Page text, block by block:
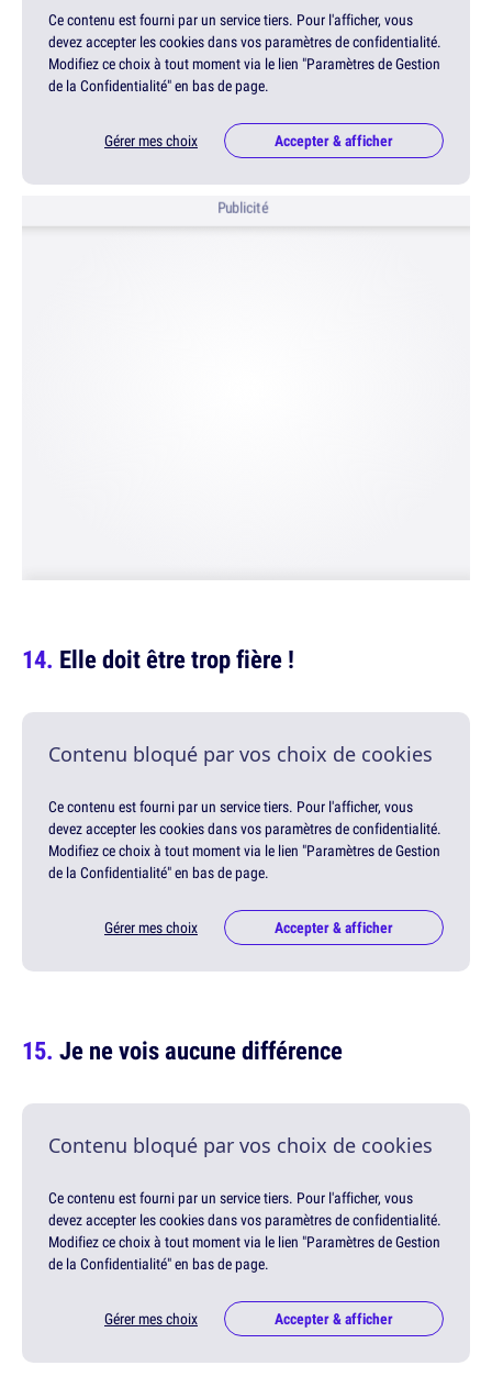
Ce contenu est fourni par un service tiers. Pour l'afficher, vous
devez accepter les cookies dans vos paramètres de confidentialité.
Modifiez ce choix à tout moment via le lien "Paramètres de Gestion
de la Confidentialité" en bas de page.
Gérer mes choix Accepter & afficher
Publicité
Elle doit être trop fière !
Contenu bloqué par vos choix de cookies
Ce contenu est fourni par un service tiers. Pour l'afficher, vous
devez accepter les cookies dans vos paramètres de confidentialité.
Modifiez ce choix à tout moment via le lien "Paramètres de Gestion
de la Confidentialité" en bas de page.
Gérer mes choix Accepter & afficher
Je ne vois aucune différence
Contenu bloqué par vos choix de cookies
Ce contenu est fourni par un service tiers. Pour l'afficher, vous
devez accepter les cookies dans vos paramètres de confidentialité.
Modifiez ce choix à tout moment via le lien "Paramètres de Gestion
de la Confidentialité" en bas de page.
Gérer mes choix Accepter & afficher